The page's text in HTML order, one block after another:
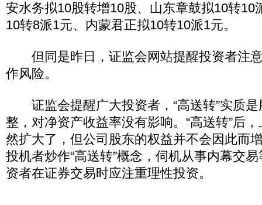
安水务拟10股转增10股、山东章鼓拟10转10
10转8派1元、内蒙君正拟10转10派1元。
但同是昨日，证监会网站提醒投资者注意
作风险。
证监会提醒广大投资者，“高送转”实质是
整，对净资产收益率没有影响。“高送转”后
然扩大了，但公司股东的权益并不会因此而
投机者炒作“高送转”概念，伺机从事内幕交
资者在证券交易时应注重理性投资。